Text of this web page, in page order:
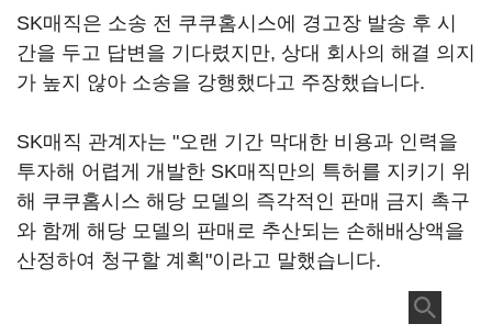
SK매직은 소송 전 쿠쿠홈시스에 경고장 발송 후 시
간을 두고 답변을 기다렸지만, 상대 회사의 해결 의지
가 높지 않아 소송을 강행했다고 주장했습니다.
SK매직 관계자는 "오랜 기간 막대한 비용과 인력을
투자해 어렵게 개발한 SK매직만의 특허를 지키기 위
해 쿠쿠홈시스 해당 모델의 즉각적인 판매 금지 촉구
와 함께 해당 모델의 판매로 추산되는 손해배상액을
산정하여 청구할 계획"이라고 말했습니다.